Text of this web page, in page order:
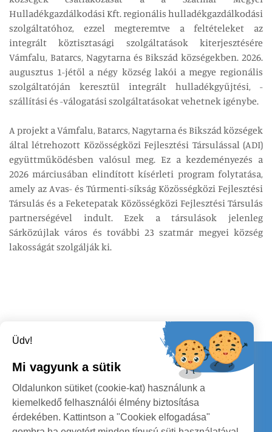
Hulladékgazdálkodási Kft. regionális hulladékgazdálkodási
szolgáltatóhoz, ezzel megteremtve a feltételeket az
integrált köztisztasági szolgáltatások kiterjesztésére
Vámfalu, Batarcs, Nagytarna és Bikszád községekben. 2026.
augusztus 1-jétől a négy község lakói a megye regionális
szolgáltatóján keresztül integrált hulladékgyűjtési, -
szállítási és -válogatási szolgáltatásokat vehetnek igénybe.
A projekt a Vámfalu, Batarcs, Nagytarna és Bikszád községek
által létrehozott Közösségközi Fejlesztési Társulással (ADI)
együttműködésben valósul meg. Ez a kezdeményezés a
2026 márciusában elindított kísérleti program folytatása,
amely az Avas- és Túrmenti-síkság Közösségközi Fejlesztési
Társulás és a Feketepatak Közösségközi Fejlesztési Társulás
partnerségével indult. Ezek a társulások jelenleg
Sárközújlak város és további 23 szatmár megyei község
lakosságát szolgálják ki.
Kapcsolat
KÖVESSENEK
Üdv!
Mi vagyunk a sütik
Oldalunkon sütiket (cookie-kat) használunk a
kiemelkedő felhasználói élmény biztosítása
érdekében. Kattintson a "Cookiek elfogadása"